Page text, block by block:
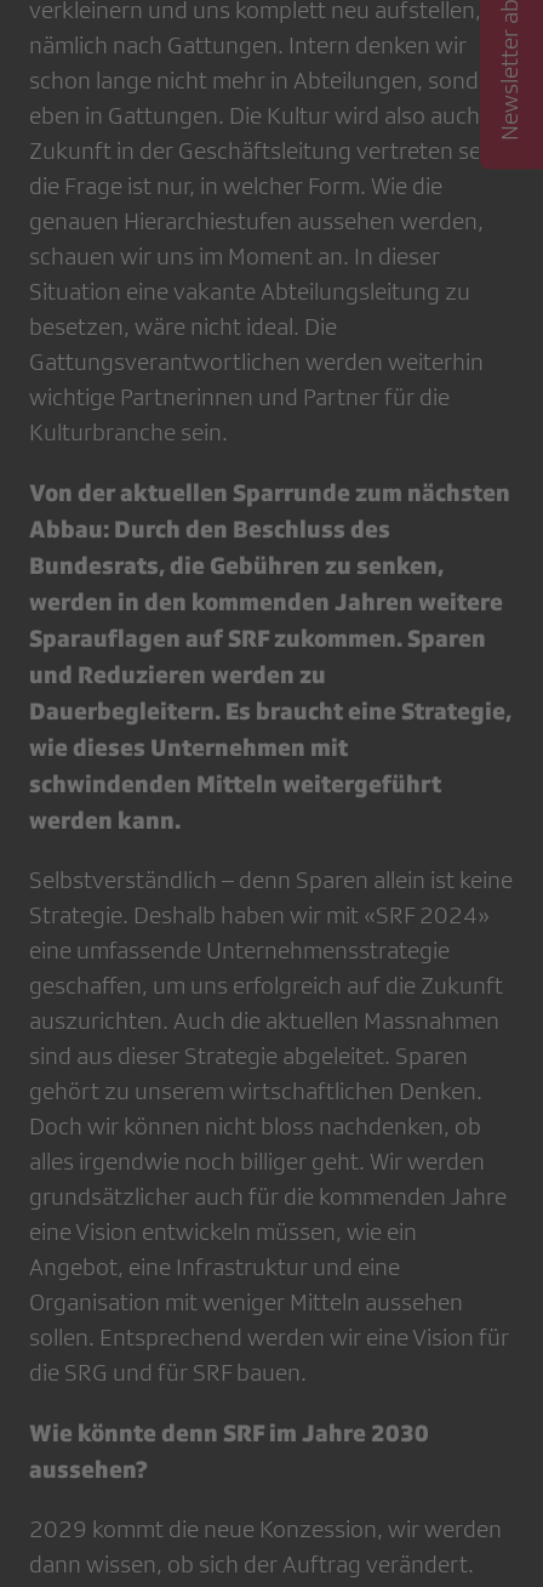
verkleinern und uns komplett neu aufstellen,
nämlich nach Gattungen. Intern denken wir
schon lange nicht mehr in Abteilungen, sondern
eben in Gattungen. Die Kultur wird also auch in
Zukunft in der Geschäftsleitung vertreten sein,
die Frage ist nur, in welcher Form. Wie die
genauen Hierarchiestufen aussehen werden,
schauen wir uns im Moment an. In dieser
Situation eine vakante Abteilungsleitung zu
besetzen, wäre nicht ideal. Die
Gattungsverantwortlichen werden weiterhin
wichtige Partnerinnen und Partner für die
Kulturbranche sein.
Von der aktuellen Sparrunde zum nächsten
Abbau: Durch den Beschluss des
Bundesrats, die Gebühren zu senken,
werden in den kommenden Jahren weitere
Sparauflagen auf SRF zukommen. Sparen
und Reduzieren werden zu
Dauerbegleitern. Es braucht eine Strategie,
wie dieses Unternehmen mit
schwindenden Mitteln weitergeführt
werden kann.
Selbstverständlich – denn Sparen allein ist keine
Strategie. Deshalb haben wir mit «SRF 2024»
eine umfassende Unternehmensstrategie
geschaffen, um uns erfolgreich auf die Zukunft
auszurichten. Auch die aktuellen Massnahmen
sind aus dieser Strategie abgeleitet. Sparen
gehört zu unserem wirtschaftlichen Denken.
Doch wir können nicht bloss nachdenken, ob
alles irgendwie noch billiger geht. Wir werden
grundsätzlicher auch für die kommenden Jahre
eine Vision entwickeln müssen, wie ein
Angebot, eine Infrastruktur und eine
Organisation mit weniger Mitteln aussehen
sollen. Entsprechend werden wir eine Vision für
die SRG und für SRF bauen.
Wie könnte denn SRF im Jahre 2030
aussehen?
2029 kommt die neue Konzession, wir werden
dann wissen, ob sich der Auftrag verändert.